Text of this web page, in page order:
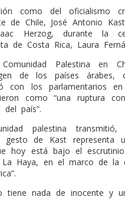
como del oficialismo
de Chile, José Antonio
Herzog, durante la
de Costa Rica, Laura
Palestina en
de los países árabes,
con los parlamentarios
como “una ruptura
país”.
palestina transmitió,
gesto de Kast representa
hoy está bajo el
La Haya, en el marco de la
tiene nada de inocente y